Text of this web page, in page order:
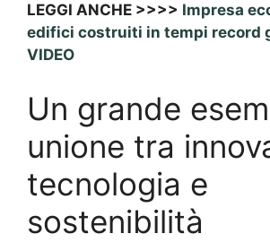
LEGGI ANCHE >>>> Impresa
edifici costruiti in tempi record
VIDEO
Un grande
unione tra
tecnologia e
sostenibilità